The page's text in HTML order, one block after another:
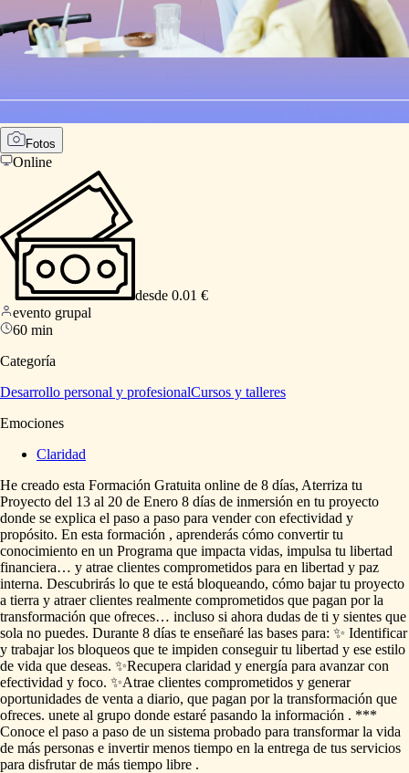
Fotos
Online
desde 0.01 €
evento grupal
60 min
Categoría
Desarrollo personal y profesionalCursos y talleres
Emociones
Claridad
He creado esta Formación Gratuita online de 8 días, Aterriza tu
Proyecto del 13 al 20 de Enero 8 días de inmersión en tu proyecto
donde se explica el paso a paso para vender con efectividad y
propósito. En esta formación , aprenderás cómo convertir tu
conocimiento en un Programa que impacta vidas, impulsa tu libertad
financiera… y atrae clientes comprometidos para en libertad y paz
interna. Descubrirás lo que te está bloqueando, cómo bajar tu proyecto
a tierra y atraer clientes realmente comprometidos que pagan por la
transformación que ofreces… incluso si ahora dudas de ti y sientes que
sola no puedes. Durante 8 días te enseñaré las bases para: ✨ Identificar
y trabajar los bloqueos que te impiden conseguir tu libertad y ese estilo
de vida que deseas. ✨Recupera claridad y energía para avanzar con
efectividad y foco. ✨Atrae clientes comprometidos y generar
oportunidades de venta a diario, que pagan por la transformación que
ofreces. unete al grupo donde estaré pasando la información . ***
Conoce el paso a paso de un sistema probado para transformar la vida
de más personas e invertir menos tiempo en la entrega de tus servicios
para disfrutar de más tiempo libre .